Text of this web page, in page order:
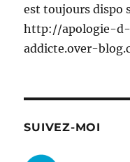
est toujours dispo
http://apologie-
addicte.over-
SUIVEZ-MOI